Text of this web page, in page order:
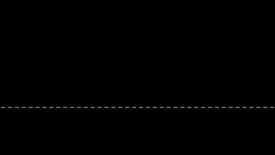
HMD Terra M